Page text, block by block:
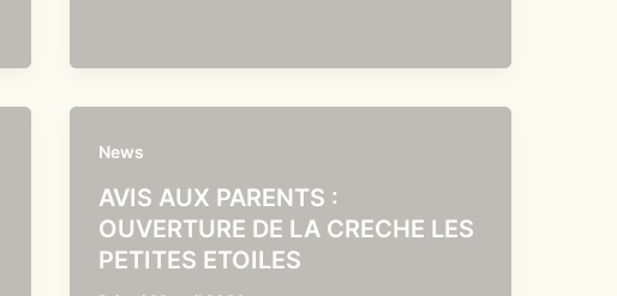
News
AVIS AUX PARENTS :
OUVERTURE DE LA CRECHE LES
PETITES ETOILES